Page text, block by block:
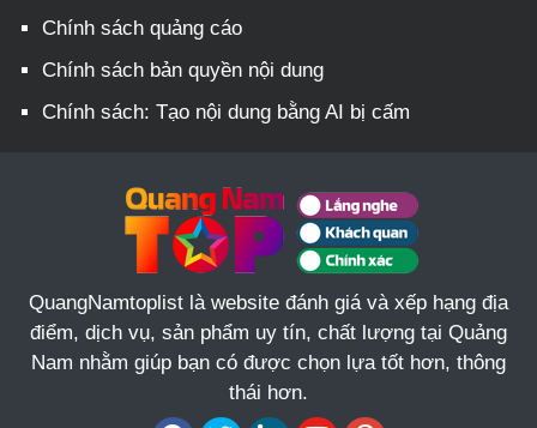
Chính sách quảng cáo
Chính sách bản quyền nội dung
Chính sách: Tạo nội dung bằng AI bị cấm
QuangNamtoplist là website đánh giá và xếp hạng địa
điểm, dịch vụ, sản phẩm uy tín, chất lượng tại Quảng
Nam nhằm giúp bạn có được chọn lựa tốt hơn, thông
thái hơn.